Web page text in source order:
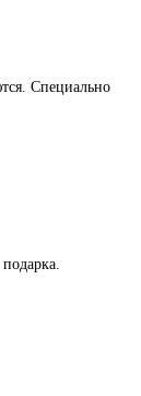
Специально